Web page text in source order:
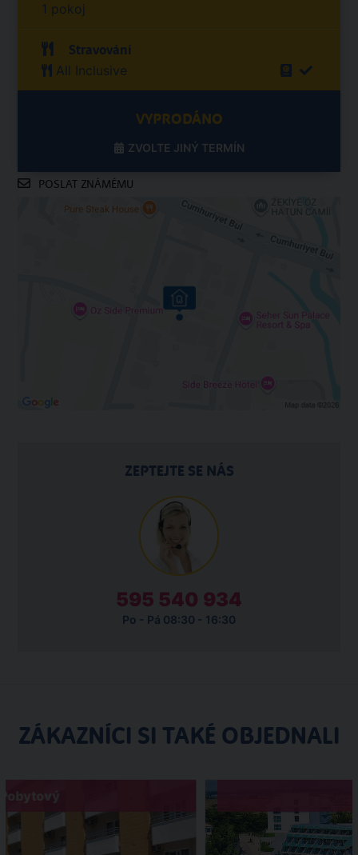
1 pokoj
Stravování
All Inclusive
VYPRODÁNO
ZVOLTE JINÝ TERMÍN
POSLAT ZNÁMÉMU
ZEPTEJTE SE NÁS
595 540 934
Po - Pá 08:30 - 16:30
ZÁKAZNÍCI SI TAKÉ OBJEDNALI